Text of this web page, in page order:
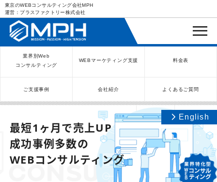
東京のWEBコンサルティング会社MPH
運営：プラスファクトリー株式会社
業界別Web
コンサルティング
WEBコンサルティングサービス
美容クリニック（自由診療）
弁護士（士業）
ネットショップ（ECサイト）
ポータルサイト
ケータリング
実店舗運営
不動産
歯医者
スクール経営
エステサロン
レンタルビジネス
WEBマーケティング支援
SEO対策コンサルティング
リスティング広告運用代行
Meta/Instagram広告運用代行
SNS運用代行・支援サービス
LINE運用コンサルティング
クリニックのInstagram運用
クリニックの動画広告運用
YouTube運用代行
WEB解析・LPO
EFOコンサルティング
インバウンド向け集客サービス
料金表
ご支援事例 会社紹介 よくあるご質問
最短1ヶ月で売上UP
成功事例多数の
WEBコンサルティング
English